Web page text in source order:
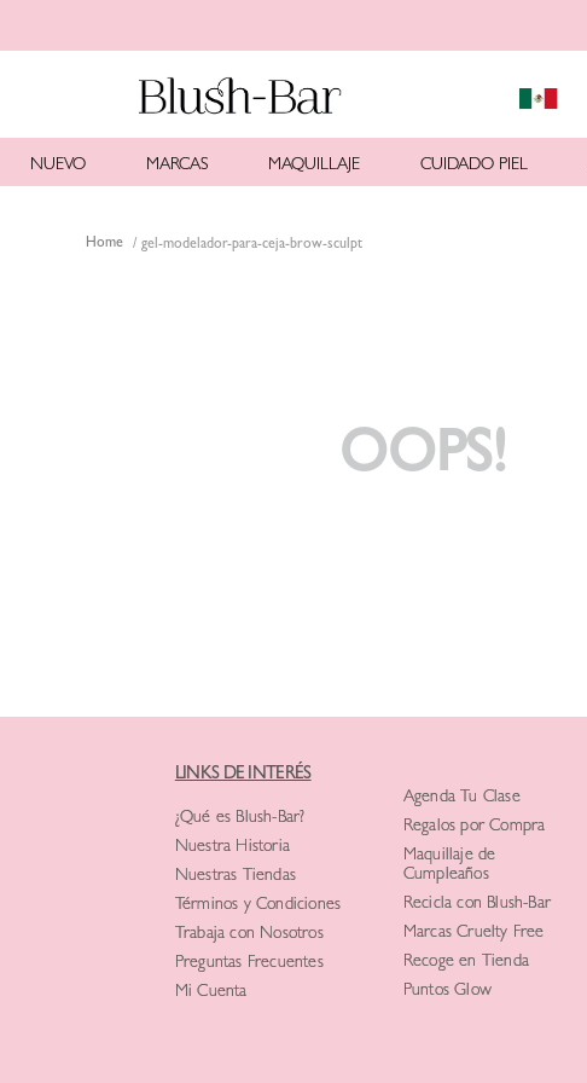
NUEVO MARCAS MAQUILLAJE CUIDADO PIEL
gel-modelador-para-ceja-brow-sculpt
OOPS!
LINKS DE INTERÉS
¿Qué es Blush-Bar?
Nuestra Historia
Nuestras Tiendas
Términos y Condiciones
Trabaja con Nosotros
Preguntas Frecuentes
Mi Cuenta
Agenda Tu Clase
Regalos por Compra
Maquillaje de
Cumpleaños
Recicla con Blush-Bar
Marcas Cruelty Free
Recoge en Tienda
Puntos Glow